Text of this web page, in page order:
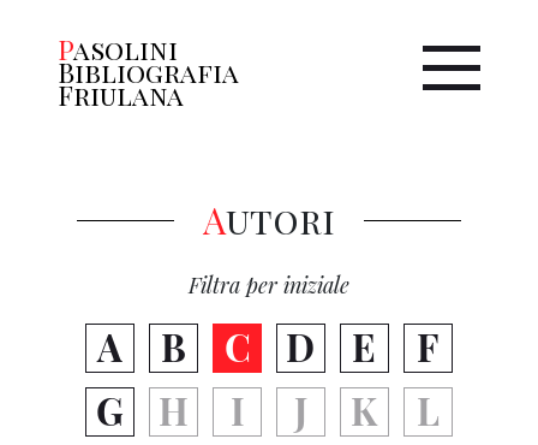
Pasolini
Bibliografia
Friulana
Autori
Filtra per iniziale
A B C D E
F
G
H I J K
L